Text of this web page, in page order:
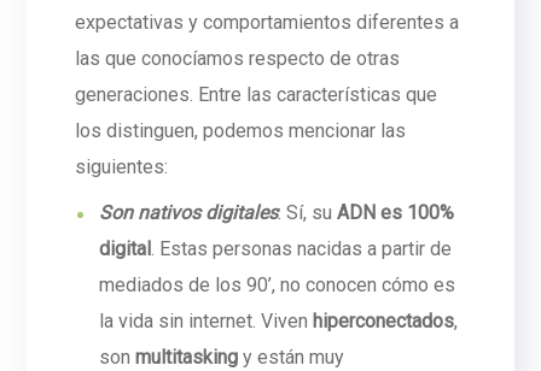
expectativas y comportamientos diferentes a
las que conocíamos respecto de otras
generaciones. Entre las características que
los distinguen, podemos mencionar las
siguientes:
Son nativos digitales: Sí, suADN es 100%
digital. Estas personas nacidas a partir de
mediados de los 90’, no conocen cómo es
la vida sin internet. Viven hiperconectados,
sonmultitaskingy están muy